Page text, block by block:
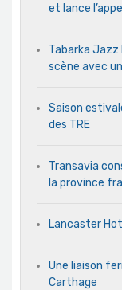
et lance
Tabarka Jazz
scène avec
Saison
des TRE
Transavia
la province
Lancaster
Une liaison
Carthage